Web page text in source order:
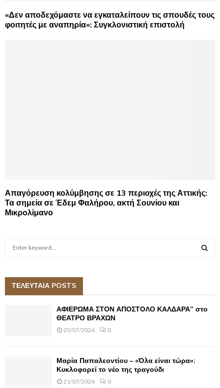
«Δεν αποδεχόμαστε να εγκαταλείπουν τις σπουδές τους
φοιτητές με αναπηρία»: Συγκλονιστική επιστολή
Απαγόρευση κολύμβησης σε 13 περιοχές της Αττικής:
Τα σημεία σε Έδεμ Φαλήρου, ακτή Σουνίου και
Μικρολίμανο
h
A
ΤΕΛΕΥΤΑΙΑ POSTS
ΑΦΙΕΡΩΜΑ ΣΤΟΝ ΑΠΟΣΤΟΛΟ ΚΑΛΔΑΡΑ” στο
ΘΕΑΤΡΟ ΒΡΑΧΩΝ
25/07/2026 0
Μαρία Παπαλεοντίου – «Όλα είναι τώρα»:
Κυκλοφορεί το νέο της τραγούδι
21/07/2026 0